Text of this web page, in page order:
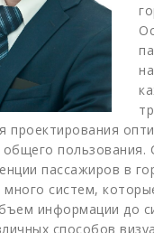
проектирования
общего
пассажиров в
много систем,
информации до
способов